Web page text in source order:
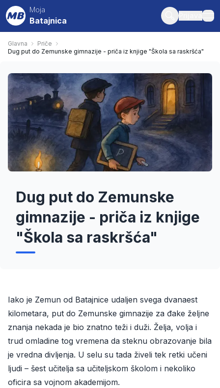
Moja
Batajnica
Glavna
Priče
Dug put do Zemunske gimnazije - priča iz knjige "Škola sa raskršća"
Dug put do Zemunske
gimnazije - priča iz knjige
"Škola sa raskršća"
Iako je Zemun od Batajnice udaljen svega dvanaest
kilometara, put do Zemunske gimnazije za đake željne
znanja nekada je bio znatno teži i duži. Želja, volja i
trud omladine tog vremena da steknu obrazovanje bila
je vredna divljenja. U selu su tada živeli tek retki učeni
ljudi – šest učitelja sa učiteljskom školom i nekoliko
oficira sa vojnom akademijom.